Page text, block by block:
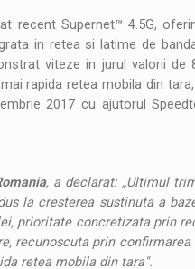
recent Supernet™ 4.5G,
in retea si latime de
viteze in jurul valorii de
rapida retea mobila din
2017 cu ajutorul
, a declarat: „Ultimul
la cresterea sustinuta a
prioritate concretizata prin
recunoscuta prin
retea mobila din tara".